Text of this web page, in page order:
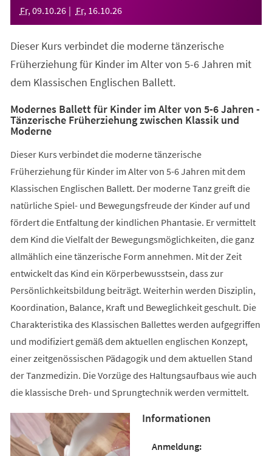
Fr, 09.10.26 Fr, 16.10.26
Dieser Kurs verbindet die moderne tänzerische
Früherziehung für Kinder im Alter von 5-6 Jahren mit
dem Klassischen Englischen Ballett.
Modernes Ballett für Kinder im Alter von 5-6 Jahren -
Tänzerische Früherziehung zwischen Klassik und
Moderne
Dieser Kurs verbindet die moderne tänzerische
Früherziehung für Kinder im Alter von 5-6 Jahren mit dem
Klassischen Englischen Ballett. Der moderne Tanz greift die
natürliche Spiel- und Bewegungsfreude der Kinder auf und
fördert die Entfaltung der kindlichen Phantasie. Er vermittelt
dem Kind die Vielfalt der Bewegungsmöglichkeiten, die ganz
allmählich eine tänzerische Form annehmen. Mit der Zeit
entwickelt das Kind ein Körperbewusstsein, dass zur
Persönlichkeitsbildung beiträgt. Weiterhin werden Disziplin,
Koordination, Balance, Kraft und Beweglichkeit geschult. Die
Charakteristika des Klassischen Ballettes werden aufgegriffen
und modifiziert gemäß dem aktuellen englischen Konzept,
einer zeitgenössischen Pädagogik und dem aktuellen Stand
der Tanzmedizin. Die Vorzüge des Haltungsaufbaus wie auch
die klassische Dreh- und Sprungtechnik werden vermittelt.
Informationen